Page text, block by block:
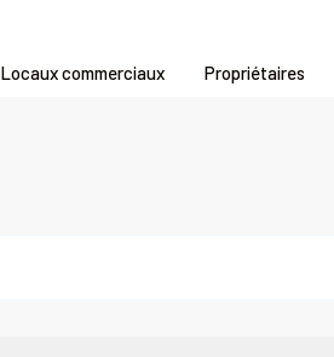
Locaux commerciaux Propriétaires